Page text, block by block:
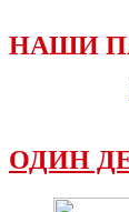
НАШИ
ОДИН